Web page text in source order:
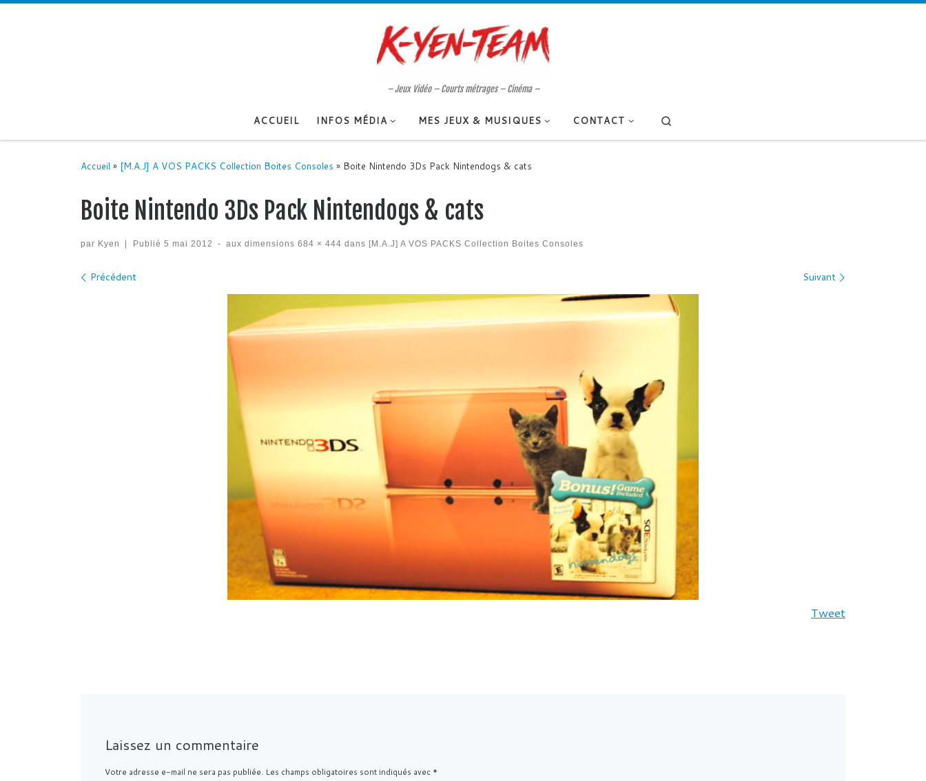
– Jeux Vidéo – Courts métrages – Cinéma –
ACCUEIL INFOS MÉDIA MES JEUX & MUSIQUES CONTACT
Accueil » [M.A.J] A VOS PACKS Collection Boites Consoles » Boite Nintendo 3Ds Pack Nintendogs & cats
Boite Nintendo 3Ds Pack Nintendogs & cats
par Kyen | Publié 5 mai 2012 - aux dimensions 684 × 444 dans [M.A.J] A VOS PACKS Collection Boites Consoles
Navigation des images
Précédent Suivant
Tweet
Laissez un commentaire
Votre adresse e-mail ne sera pas publiée. Les champs obligatoires sont indiqués avec *